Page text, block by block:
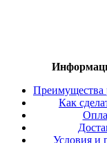
Преимущества
Как
Условия и